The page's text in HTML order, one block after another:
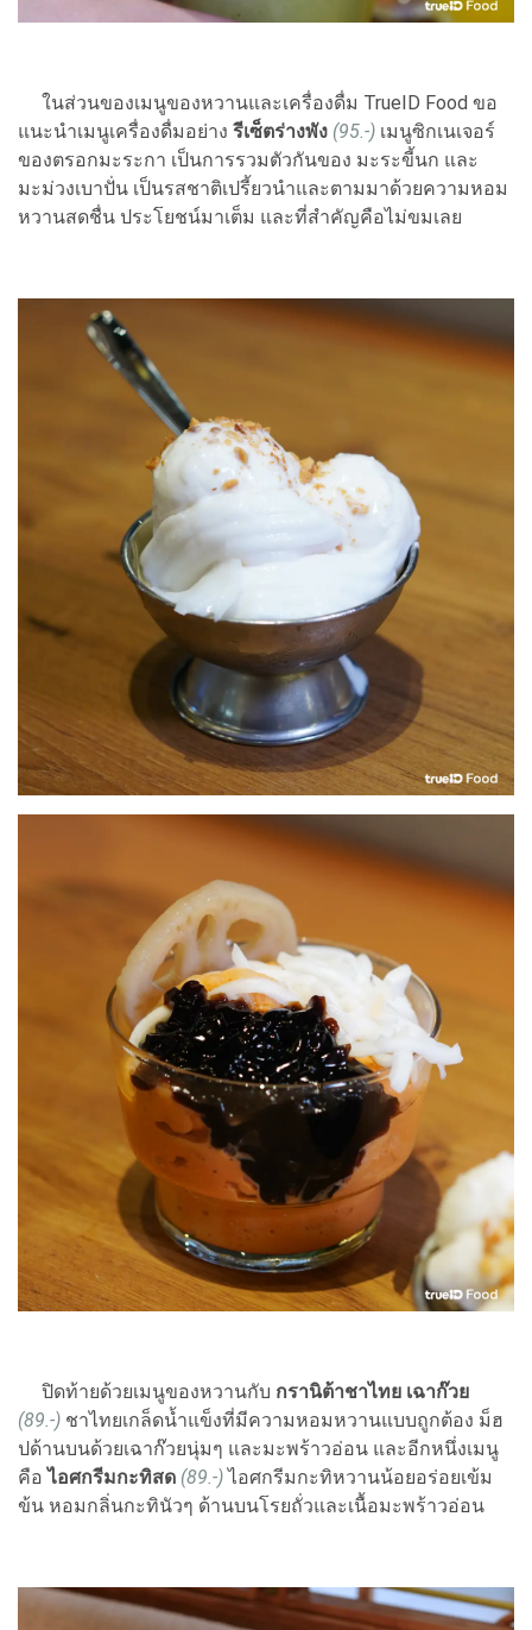
ในส่วนของเมนูของหวานและเครื่องดื่ม TrueID Food ขอ
แนะนำเมนูเครื่องดื่มอย่าง รีเซ็ตร่างพัง (95.-) เมนูซิกเนเจอร์
ของตรอกมะระกา เป็นการรวมตัวกันของ มะระขี้นก และ
มะม่วงเบาปั่น เป็นรสชาติเปรี้ยวนำและตามมาด้วยความหอม
หวานสดชื่น ประโยชน์มาเต็ม และที่สำคัญคือไม่ขมเลย
ปิดท้ายด้วยเมนูของหวานกับ กรานิต้าชาไทย เฉาก๊วย
(89.-) ชาไทยเกล็ดน้ำแข็งที่มีความหอมหวานแบบถูกต้อง ม็ฮ
ปด้านบนด้วยเฉาก๊วยนุ่มๆ และมะพร้าวอ่อน และอีกหนึ่งเมนู
คือไอศกรีมกะทิสด (89.-)ไอศกรีมกะทิหวานน้อยอร่อยเข้ม
ข้น หอมกลิ่นกะทินัวๆ ด้านบนโรยถั่วและเนื้อมะพร้าวอ่อน